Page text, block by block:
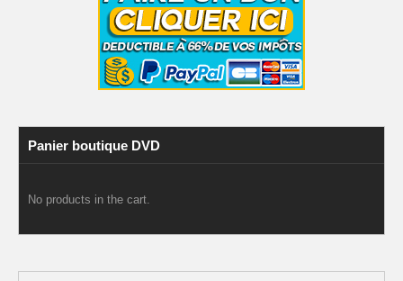
Panier boutique DVD
No products in the cart.